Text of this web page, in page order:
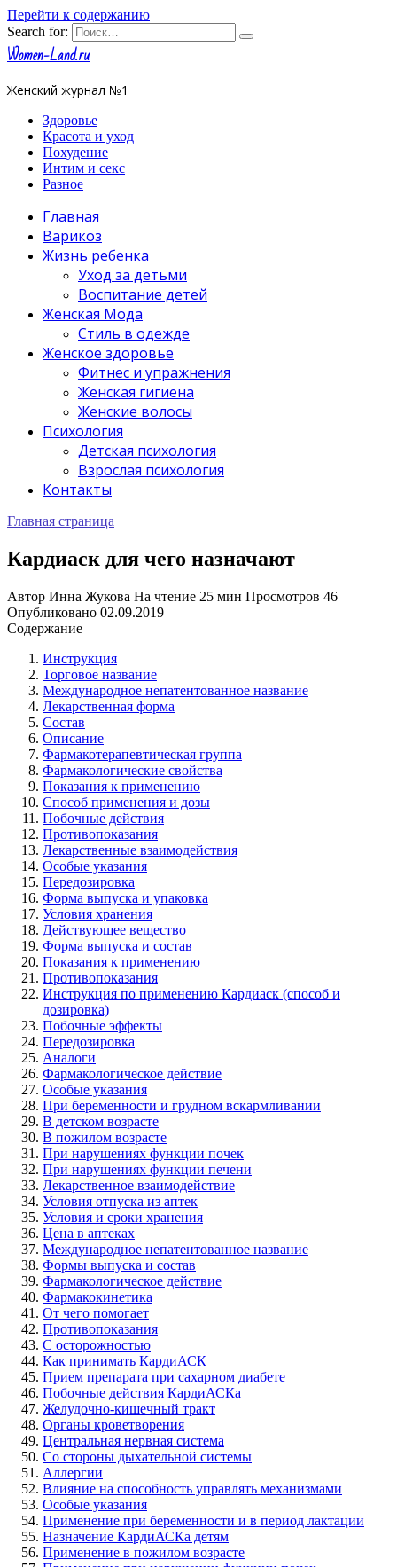
Перейти к содержанию
Search for:
Women-Land.ru
Женский журнал №1
Здоровье
Красота и уход
Похудение
Интим и секс
Разное
Главная
Варикоз
Жизнь ребенка
Уход за детьми
Воспитание детей
Женская Мода
Стиль в одежде
Женское здоровье
Фитнес и упражнения
Женская гигиена
Женские волосы
Психология
Детская психология
Взрослая психология
Контакты
Главная страница
Кардиаск для чего назначают
Автор Инна Жукова На чтение 25 мин Просмотров 46
Опубликовано 02.09.2019
Содержание
Инструкция
Торговое название
Международное непатентованное название
Лекарственная форма
Состав
Описание
Фармакотерапевтическая группа
Фармакологические свойства
Показания к применению
Способ применения и дозы
Побочные действия
Противопоказания
Лекарственные взаимодействия
Особые указания
Передозировка
Форма выпуска и упаковка
Условия хранения
Действующее вещество
Форма выпуска и состав
Показания к применению
Противопоказания
Инструкция по применению Кардиаск (способ и
дозировка)
Побочные эффекты
Передозировка
Аналоги
Фармакологическое действие
Особые указания
При беременности и грудном вскармливании
В детском возрасте
В пожилом возрасте
При нарушениях функции почек
При нарушениях функции печени
Лекарственное взаимодействие
Условия отпуска из аптек
Условия и сроки хранения
Цена в аптеках
Международное непатентованное название
Формы выпуска и состав
Фармакологическое действие
Фармакокинетика
От чего помогает
Противопоказания
С осторожностью
Как принимать КардиАСК
Прием препарата при сахарном диабете
Побочные действия КардиАСКа
Желудочно-кишечный тракт
Органы кроветворения
Центральная нервная система
Со стороны дыхательной системы
Аллергии
Влияние на способность управлять механизмами
Особые указания
Применение при беременности и в период лактации
Назначение КардиАСКа детям
Применение в пожилом возрасте